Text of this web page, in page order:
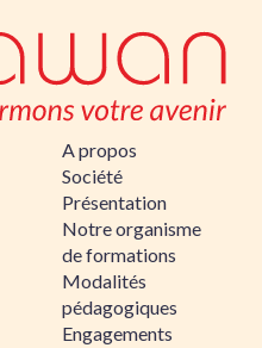
A propos
Société
Présentation
Notre organisme
de formations
Modalités
pédagogiques
Engagements